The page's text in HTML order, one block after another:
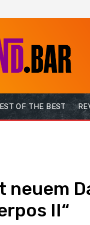
OF THE BEST
neuem
II“